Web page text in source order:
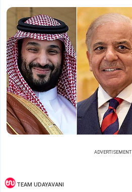
ADVERTISEMENT
TEAM UDAYAVANI